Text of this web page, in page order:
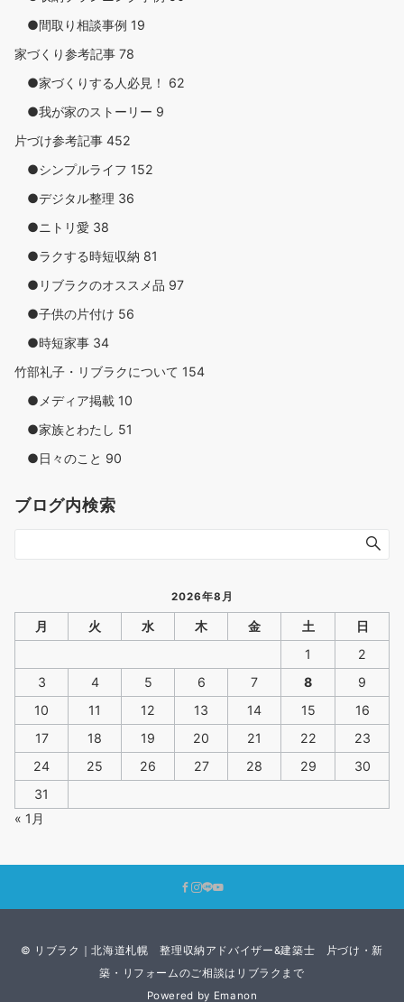
●間取り相談事例 19
家づくり参考記事 78
●家づくりする人必見！ 62
●我が家のストーリー 9
片づけ参考記事 452
●シンプルライフ 152
●デジタル整理 36
●ニトリ愛 38
●ラクする時短収納 81
●リブラクのオススメ品 97
●子供の片付け 56
●時短家事 34
竹部礼子・リブラクについて 154
●メディア掲載 10
●家族とわたし 51
●日々のこと 90
ブログ内検索
2026年8月
月 火 水 木 金 土
日
1
2
3
4 5 6 7 8
9
10
11 12 13 14 15
16
17
18 19 20 21 22
23
24
25 26 27 28 29
30
31
« 1月
© リブラク｜北海道札幌 整理収納アドバイザー&建築士 片づけ・新
築・リフォームのご相談はリブラクまで
Powered by Emanon